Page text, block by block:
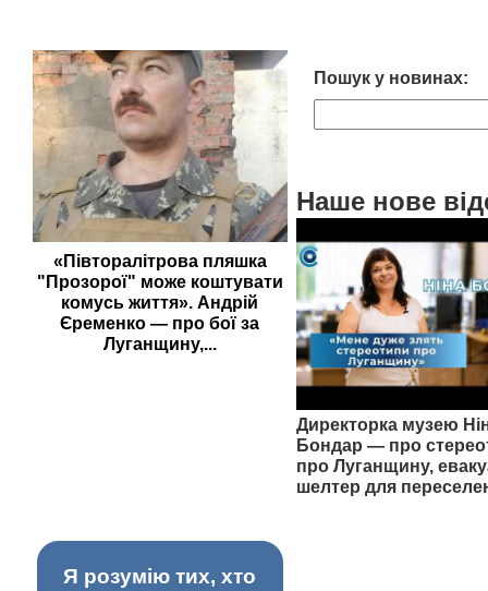
«Півторалітрова пляшка
"Прозорої" може коштувати
комусь життя». Андрій
Єременко — про бої за
Луганщину,...
Пошук у новинах:
Наше нове
Директорка музею
Бондар — про
про Луганщину,
шелтер для
Я розумію тих, хто